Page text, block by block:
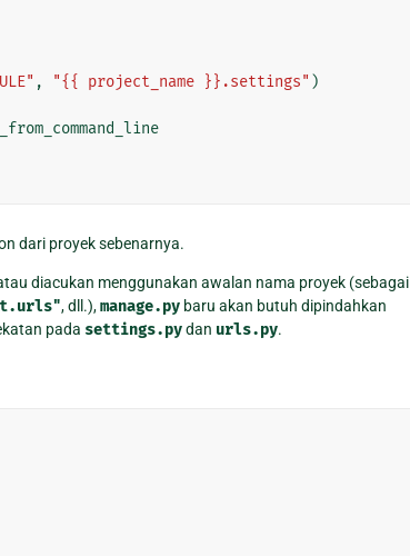
, "{{ project_name }}.settings" )
dari proyek sebenarnya.
diacukan menggunakan awalan nama proyek (sebagai
, dll.),manage.py baru akan butuh dipindahkan
pada settings.pydan urls.py.